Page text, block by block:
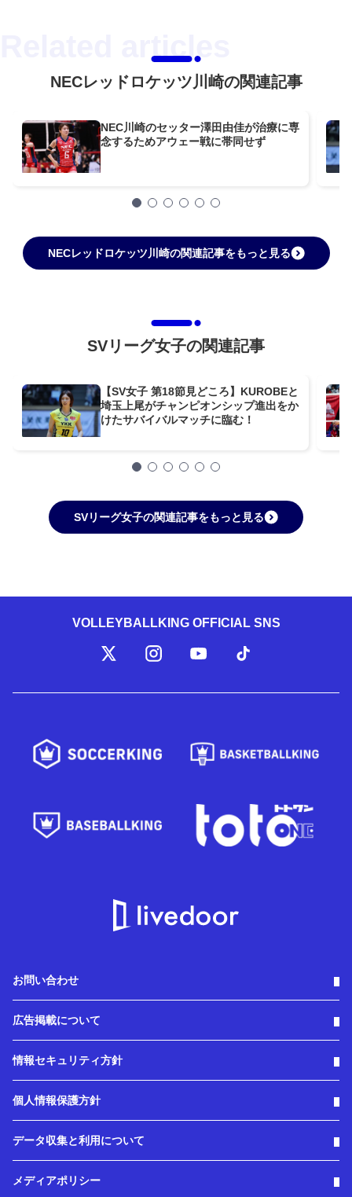
NECレッドロケッツ川崎の関連記事
NEC川崎のセッター澤田由佳が治療に専
念するためアウェー戦に帯同せず
NECレッドロケッツ川崎の関連記事をもっと見る
SVリーグ女子の関連記事
【SV女子 第18節見どころ】KUROBEと
埼玉上尾がチャンピオンシップ進出をか
けたサバイバルマッチに臨む！
SVリーグ女子の関連記事をもっと見る
VOLLEYBALLKING OFFICIAL SNS
お問い合わせ
広告掲載について
情報セキュリティ方針
個人情報保護方針
データ収集と利用について
メディアポリシー